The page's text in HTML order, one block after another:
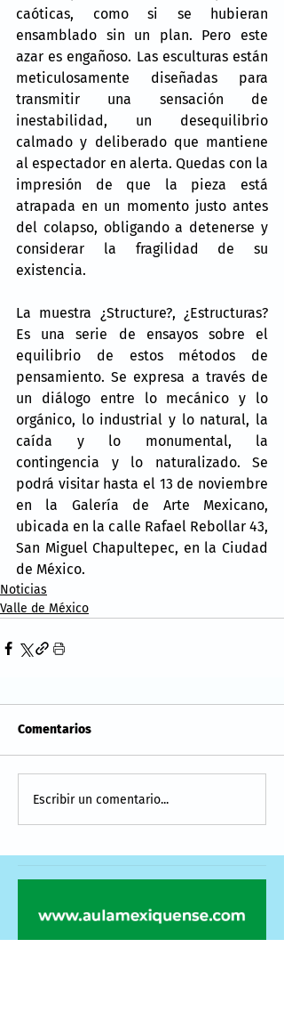
caóticas, como si se hubieran
ensamblado sin un plan. Pero este
azar es engañoso. Las esculturas están
meticulosamente diseñadas para
transmitir una sensación de
inestabilidad, un desequilibrio
calmado y deliberado que mantiene
al espectador en alerta. Quedas con la
impresión de que la pieza está
atrapada en un momento justo antes
del colapso, obligando a detenerse y
considerar la fragilidad de su
existencia.
La muestra ¿Structure?, ¿Estructuras?
Es una serie de ensayos sobre el
equilibrio de estos métodos de
pensamiento. Se expresa a través de
un diálogo entre lo mecánico y lo
orgánico, lo industrial y lo natural, la
caída y lo monumental, la
contingencia y lo naturalizado. Se
podrá visitar hasta el 13 de noviembre
en la Galería de Arte Mexicano,
ubicada en la calle Rafael Rebollar 43,
San Miguel Chapultepec, en la Ciudad
de México.
Noticias
Valle de México
Comentarios
Escribir un comentario...